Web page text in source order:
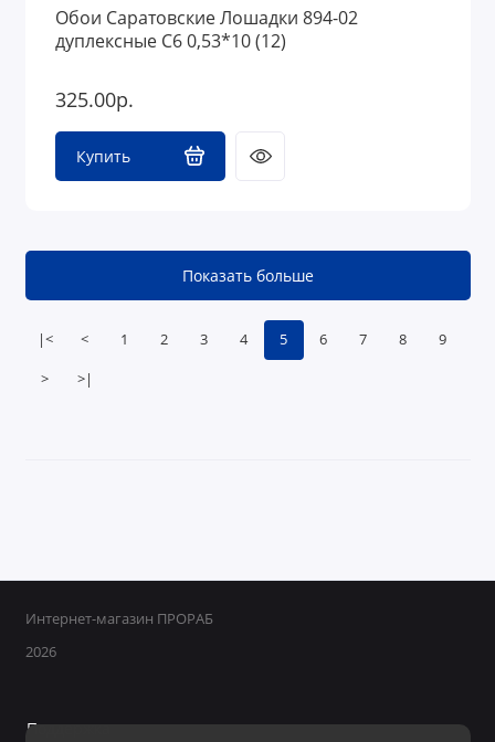
Обои Саратовские Лошадки 894-02
дуплексные С6 0,53*10 (12)
325.00р.
Купить
|< < 1 2 3 4 5 6 7 8 9
> >|
Показать больше
Интернет-магазин ПРОРАБ
2026
Поддержка